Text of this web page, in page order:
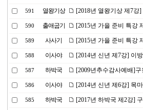
591 열왕기상 [2018년 열왕기상 제7강
590 출애굽기 [2015년 가을 준비 특강
589 사사기 [2015년 가을 준비 특강
588 이사야 [2014년 신년 제7강] 이
587 하박국 [2009년추수감사예배]
586 이사야 [2014년 신년 제6강] 목
585 하박국 [2017년 하박국 제2강]